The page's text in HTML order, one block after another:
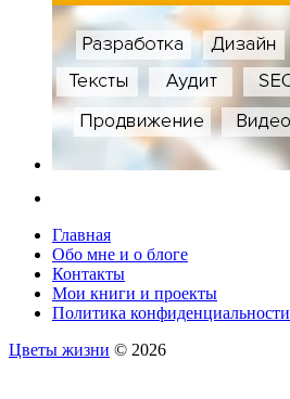
Главная
Обо мне и о блоге
Контакты
Мои книги и проекты
Политика конфиденциальности
Цветы жизни © 2026